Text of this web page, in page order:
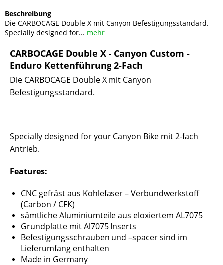
Beschreibung
Die CARBOCAGE Double X mit Canyon Befestigungsstandard.
Specially designed for... mehr
CARBOCAGE Double X - Canyon Custom -
Enduro Kettenführung 2-Fach
Die CARBOCAGE Double X mit Canyon
Befestigungsstandard.
Specially designed for your Canyon Bike mit 2-fach
Antrieb.
Features:
CNC gefräst aus Kohlefaser – Verbundwerkstoff
(Carbon / CFK)
sämtliche Aluminiumteile aus eloxiertem AL7075
Grundplatte mit Al7075 Inserts
Befestigungsschrauben und –spacer sind im
Lieferumfang enthalten
Made in Germany